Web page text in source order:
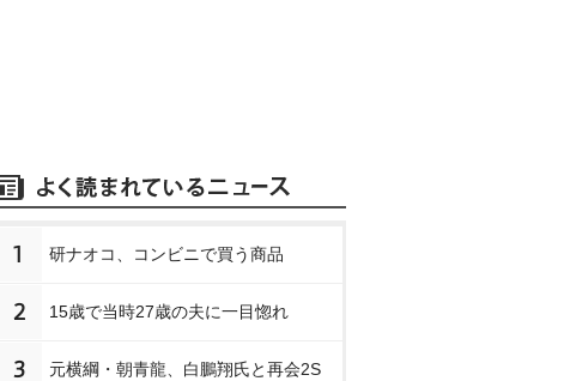
1 研ナオコ、コンビニで買う商品
2 15歳で当時27歳の夫に一目惚れ
3 元横綱・朝青龍、白鵬翔氏と再会2S